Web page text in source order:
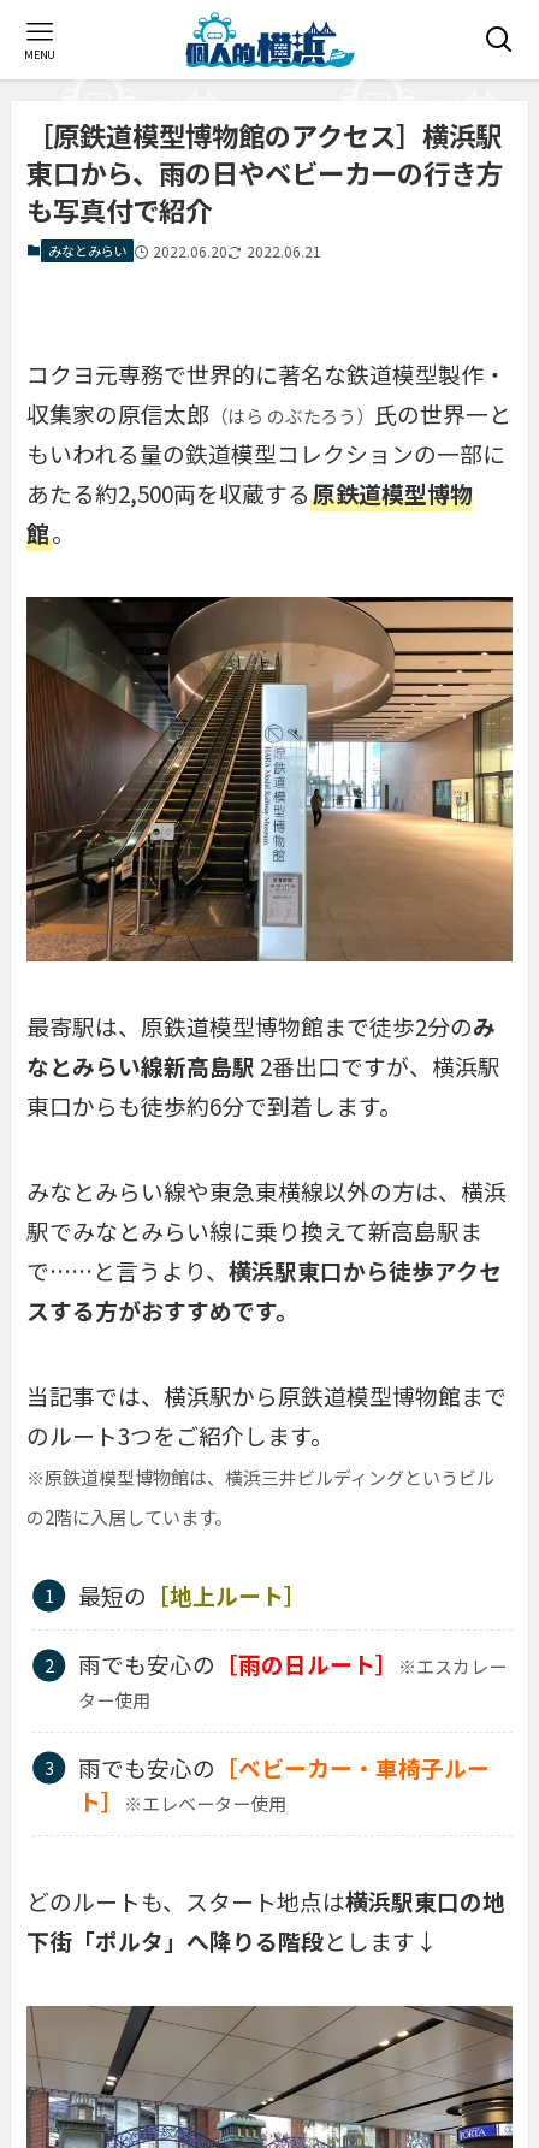
MENU
［原鉄道模型博物館のアクセス］横浜駅
東口から、雨の日やベビーカーの行き方
も写真付で紹介
みなとみらい 2022.06.20 2022.06.21
コクヨ元専務で世界的に著名な鉄道模型製作・
収集家の原信太郎 （はら のぶたろう）
氏の世界一と
もいわれる量の鉄道模型コレクションの一部に
あたる約2,500両を収蔵する原鉄道模型博物
館。
最寄駅は、原鉄道模型博物館まで徒歩2分のみ
なとみらい線新高島駅 2番出口ですが、横浜駅
東口からも徒歩約6分で到着します。
みなとみらい線や東急東横線以外の方は、横浜
駅でみなとみらい線に乗り換えて新高島駅ま
で……と言うより、横浜駅東口から徒歩アクセ
スする方がおすすめです。
当記事では、横浜駅から原鉄道模型博物館まで
のルート3つをご紹介します。
※原鉄道模型博物館は、横浜三井ビルディングというビル
の2階に入居しています。
最短の ［地上ルート］
雨でも安心の ［雨の日ルート］
※エスカレー
ター使用
雨でも安心の ［ベビーカー・車椅子ルー
ト］
※エレベーター使用
どのルートも、スタート地点は横浜駅東口の地
下街「ポルタ」へ降りる階段とします↓